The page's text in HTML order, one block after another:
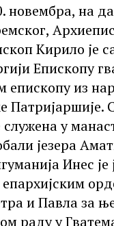
новембра, на
Кирило је
Епископу
епископу из
Патријаршије.
служена у
језера
Инес је
и Павла за
раду у